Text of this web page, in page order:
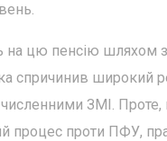
цю пенсію шляхом
спричинив широкий
ЗМІ.
процес проти ПФУ,